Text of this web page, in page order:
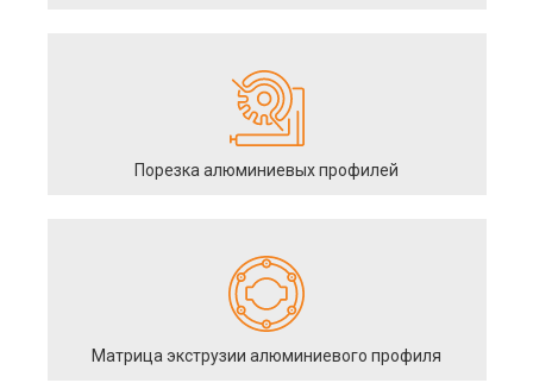
Порезка алюминиевых профилей
Матрица экструзии алюминиевого профиля